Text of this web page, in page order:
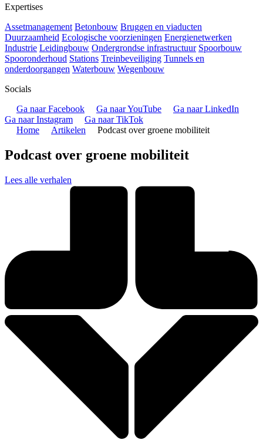
Expertises
Assetmanagement Betonbouw Bruggen en viaducten
Duurzaamheid Ecologische voorzieningen Energienetwerken
Industrie Leidingbouw Ondergrondse infrastructuur Spoorbouw
Spooronderhoud Stations Treinbeveiliging Tunnels en
onderdoorgangen Waterbouw Wegenbouw
Socials
Ga naar Facebook
Ga naar YouTube
Ga naar LinkedIn
Ga naar Instagram
Ga naar TikTok
Home
Artikelen Podcast over groene mobiliteit
Podcast over groene mobiliteit
Lees alle verhalen